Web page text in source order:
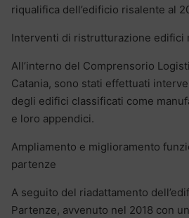
riqualifica dell’edificio risalente al
Interventi di ristrutturazione edifici
All’interno del Comprensorio
Catania, sono stati effettuati
degli edifici classificati come
e loro appendici.
Ampliamento e miglioramento
partenze
A seguito del riadattamento
Partenze, avvenuto nel 2018 con